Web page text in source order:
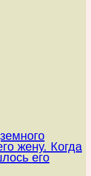
жену. Когда
его